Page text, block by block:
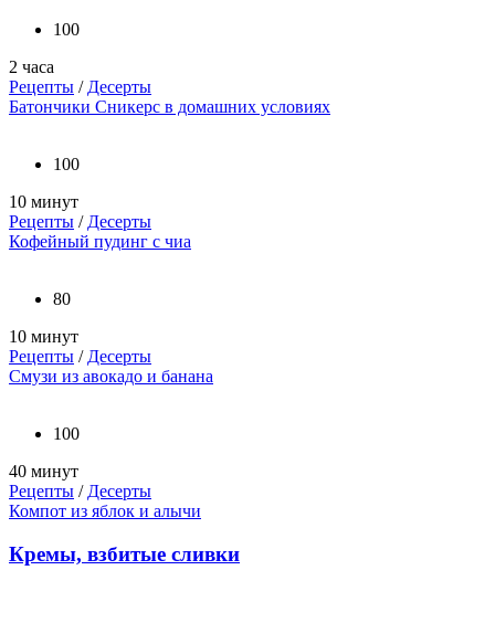
100
2 часа
Рецепты / Десерты
Батончики Сникерс в домашних условиях
100
10 минут
Рецепты / Десерты
Кофейный пудинг с чиа
80
10 минут
Рецепты / Десерты
Смузи из авокадо и банана
100
40 минут
Рецепты / Десерты
Компот из яблок и алычи
Кремы, взбитые сливки